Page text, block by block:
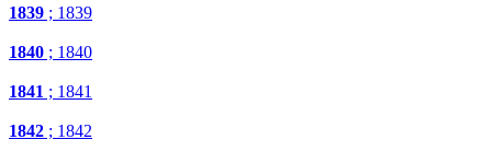
1839 ; 1839
1840 ; 1840
1841 ; 1841
1842 ; 1842